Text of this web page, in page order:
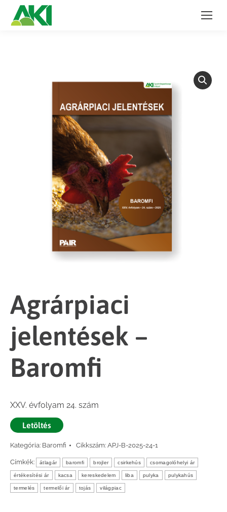
Agrárpiaci
jelentések –
Baromfi
XXV. évfolyam 24. szám
Letöltés
Kategória: Baromfi Cikkszám: APJ-B-2025-24-1
Címkék: átlagár baromfi brojler csirkehús csomagolóhelyi ár
értékesítési ár kacsa kereskedelem liba pulyka pulykahús
termelés termelői ár tojás világpiac